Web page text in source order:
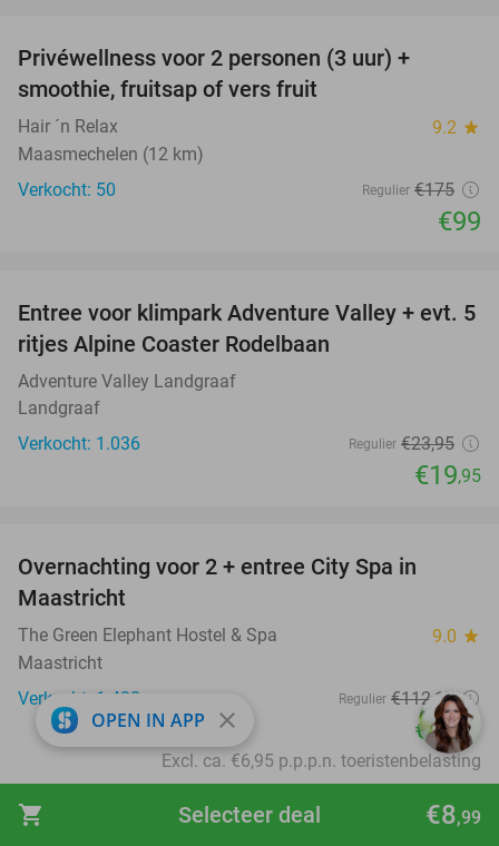
shopping_cart €8,99
Selecteer deal
Privéwellness voor 2 personen (3 uur) +
smoothie, fruitsap of vers fruit
Hair ´n Relax 9.2 star
Maasmechelen (12 km)
Verkocht: 50
Regulier €175
€99
17%
Entree voor klimpark Adventure Valley + evt. 5
ritjes Alpine Coaster Rodelbaan
Adventure Valley Landgraaf
Landgraaf
Verkocht: 1.036
Regulier €23,95
€19,95
Overnachting voor 2 + entree City Spa in
Maastricht
The Green Elephant Hostel & Spa 9.0 star
Maastricht
Verkocht: 1.430
Regulier €112 ,17
€82,17
Excl. ca. €6,95 p.p.p.n. toeristenbelasting
OPEN IN APP close